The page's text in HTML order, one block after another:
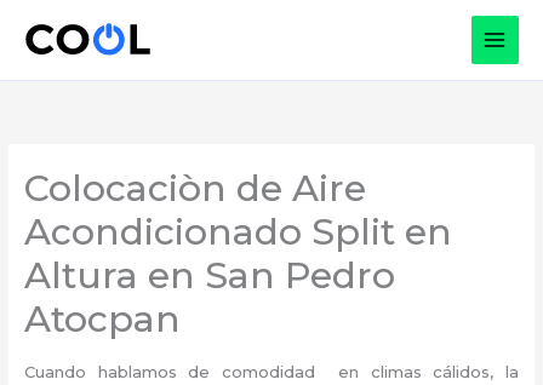
Colocaciòn de Aire
Acondicionado Split en
Altura en San Pedro
Atocpan
Cuando hablamos de comodidad en climas cálidos, la